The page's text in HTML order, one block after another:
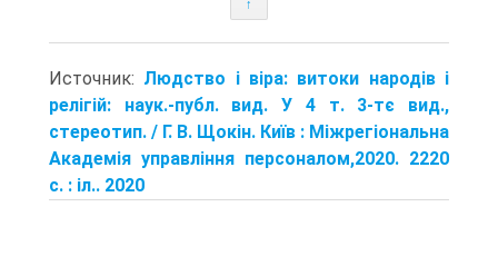
↑
Источник: Людство і віра: витоки народів і
релігій: наук.-публ. вид. У 4 т. 3-тє вид.,
стереотип. / Г. В. Щокін. Київ : Міжрегіональна
Академія управління персоналом,2020. 2220
с. : іл.. 2020